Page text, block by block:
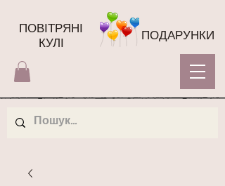
ПОВІТРЯНІ
КУЛІ
ПОДАРУНКИ